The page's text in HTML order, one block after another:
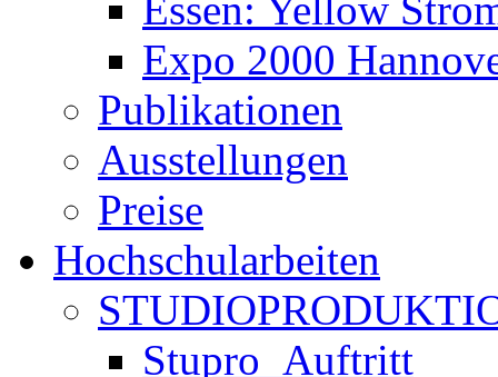
Expo 2000
Publikationen
Ausstellungen
Preise
Hochschularbeiten
Stupro_Auftritt